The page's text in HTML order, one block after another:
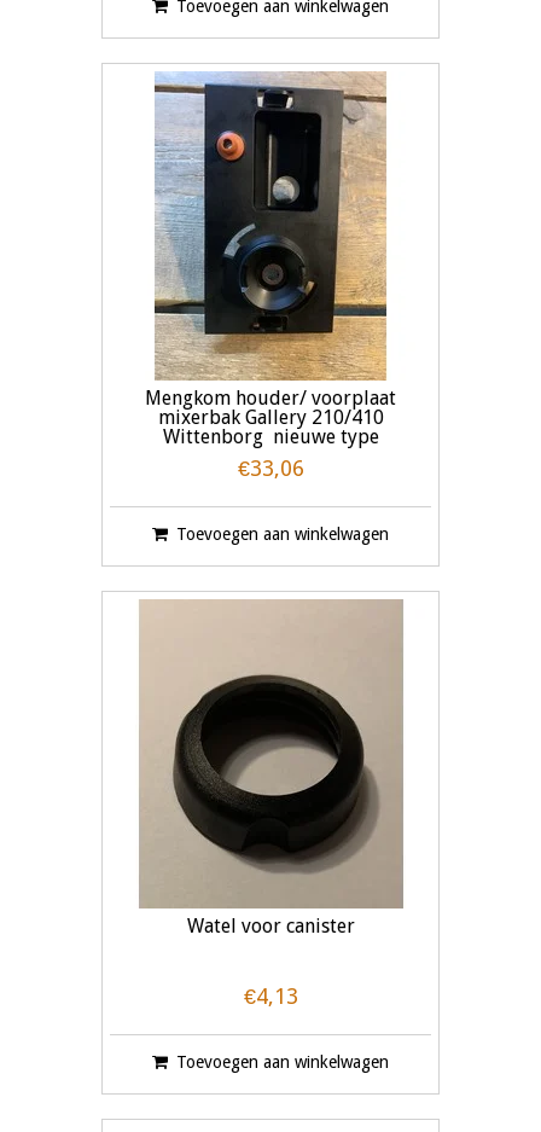
Toevoegen aan winkelwagen
Mengkom houder/ voorplaat
mixerbak Gallery 210/410
Wittenborg nieuwe type
€33,06
Toevoegen aan winkelwagen
Watel voor canister
€4,13
Toevoegen aan winkelwagen